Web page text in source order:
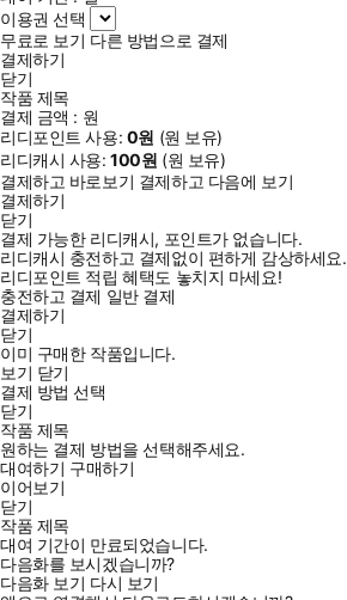
이용권 선택
무료로 보기 다른 방법으로 결제
결제하기
닫기
작품 제목
결제 금액 : 원
리디포인트 사용: 0원 (원 보유)
리디캐시 사용:100원 (원 보유)
결제하고 바로보기 결제하고 다음에 보기
결제하기
닫기
결제 가능한 리디캐시, 포인트가 없습니다.
리디캐시 충전하고 결제없이 편하게 감상하세요.
리디포인트 적립 혜택도 놓치지 마세요!
충전하고 결제 일반 결제
결제하기
닫기
이미 구매한 작품입니다.
보기 닫기
결제 방법 선택
닫기
작품 제목
원하는 결제 방법을 선택해주세요.
대여하기 구매하기
이어보기
닫기
작품 제목
대여 기간이 만료되었습니다.
다음화를 보시겠습니까?
다음화 보기 다시 보기